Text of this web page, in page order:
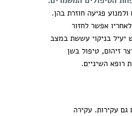
פגיעה חוזרת בהן.
אפשר לחזור
יעיל בניקוי עששת במצב
זיהום, טיפול בשן
רופא השיניים.
גם עקירות. עקירה